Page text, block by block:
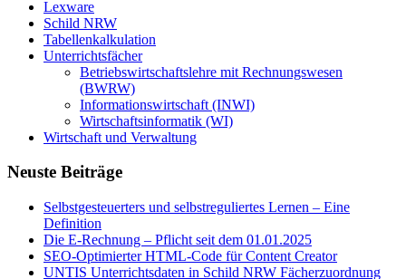
Lexware
Schild NRW
Tabellenkalkulation
Unterrichtsfächer
Betriebswirtschaftslehre mit Rechnungswesen
(BWRW)
Informationswirtschaft (INWI)
Wirtschaftsinformatik (WI)
Wirtschaft und Verwaltung
Neuste Beiträge
Selbstgesteuerters und selbstreguliertes Lernen – Eine
Definition
Die E-Rechnung – Pflicht seit dem 01.01.2025
SEO-Optimierter HTML-Code für Content Creator
UNTIS Unterrichtsdaten in Schild NRW Fächerzuordnung